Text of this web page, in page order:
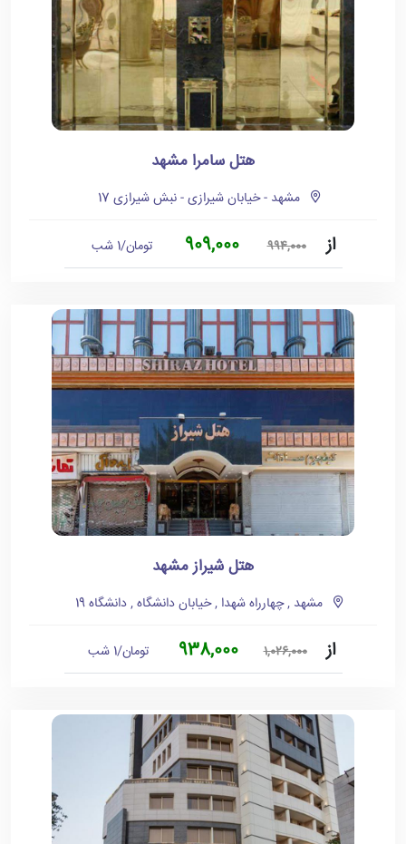
هتل سامرا مشهد
مشهد - خیابان شیرازی - نبش شیرازی 17
از 994,000
909,000 تومان/1 شب
هتل شیراز مشهد
مشهد , چهارراه شهدا , خیابان دانشگاه , دانشگاه 19
از 1,026,000
938,000 تومان/1 شب